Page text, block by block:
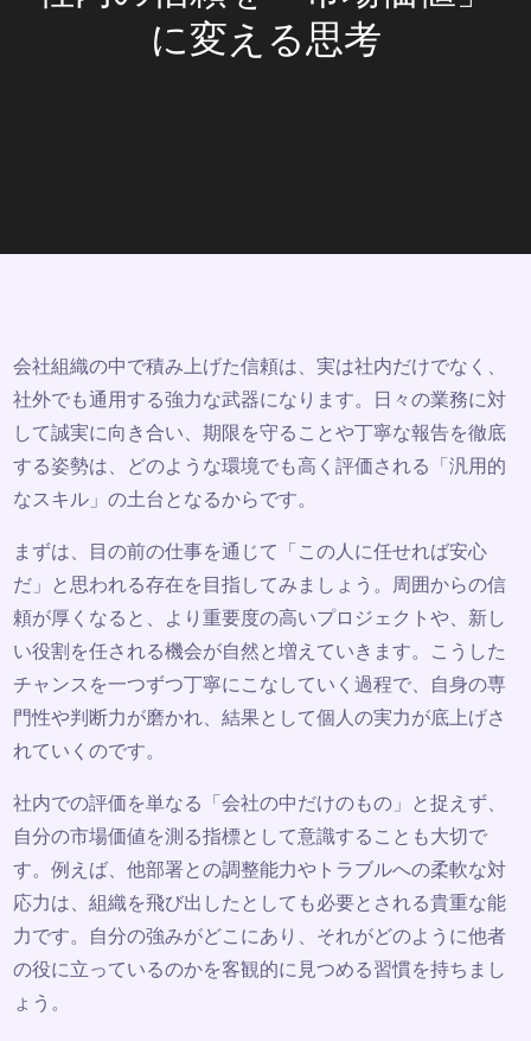
に変える思考
会社組織の中で積み上げた信頼は、実は社内だけでなく、
社外でも通用する強力な武器になります。日々の業務に対
して誠実に向き合い、期限を守ることや丁寧な報告を徹底
する姿勢は、どのような環境でも高く評価される「汎用的
なスキル」の土台となるからです。
まずは、目の前の仕事を通じて「この人に任せれば安心
だ」と思われる存在を目指してみましょう。周囲からの信
頼が厚くなると、より重要度の高いプロジェクトや、新し
い役割を任される機会が自然と増えていきます。こうした
チャンスを一つずつ丁寧にこなしていく過程で、自身の専
門性や判断力が磨かれ、結果として個人の実力が底上げさ
れていくのです。
社内での評価を単なる「会社の中だけのもの」と捉えず、
自分の市場価値を測る指標として意識することも大切で
す。例えば、他部署との調整能力やトラブルへの柔軟な対
応力は、組織を飛び出したとしても必要とされる貴重な能
力です。自分の強みがどこにあり、それがどのように他者
の役に立っているのかを客観的に見つめる習慣を持ちまし
ょう。